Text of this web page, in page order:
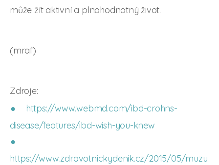
může žít aktivní a plnohodnotný život.
(mraf)
Zdroje:
https://www.webmd.com/ibd-crohns-
disease/features/ibd-wish-you-knew
https://www.zdravotnickydenik.cz/2015/05/muzu